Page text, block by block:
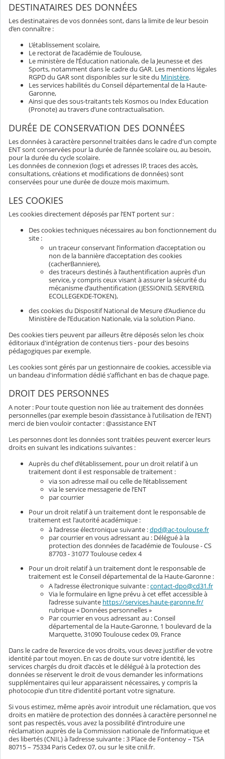
DESTINATAIRES DES DONNÉES
Les destinataires de vos données sont, dans la limite de leur besoin
d’en connaître :
L’établissement scolaire,
Le rectorat de l’académie de Toulouse,
Le ministère de l’Éducation nationale, de la Jeunesse et des
Sports, notamment dans le cadre du GAR. Les mentions légales
RGPD du GAR sont disponibles sur le site du Ministère.
Les services habilités du Conseil départemental de la Haute-
Garonne,
Ainsi que des sous-traitants tels Kosmos ou Index Education
(Pronote) au travers d’une contractualisation.
DURÉE DE CONSERVATION DES DONNÉES
Les données à caractère personnel traitées dans le cadre d'un compte
ENT sont conservées pour la durée de l’année scolaire ou, au besoin,
pour la durée du cycle scolaire.
Les données de connexion (logs et adresses IP, traces des accès,
consultations, créations et modifications de données) sont
conservées pour une durée de douze mois maximum.
LES COOKIES
Les cookies directement déposés par l’ENT portent sur :
Des cookies techniques nécessaires au bon fonctionnement du
site :
un traceur conservant l’information d’acceptation ou
non de la bannière d’acceptation des cookies
(cacherBanniere),
des traceurs destinés à l’authentification auprès d’un
service, y compris ceux visant à assurer la sécurité du
mécanisme d’authentification (JESSIONID, SERVERID,
ECOLLEGEKDE-TOKEN),
des cookies du Dispositif National de Mesure d’Audience du
Ministère de l’Education Nationale, via la solution Piano.
Des cookies tiers peuvent par ailleurs être déposés selon les choix
éditoriaux d'intégration de contenus tiers - pour des besoins
pédagogiques par exemple.
Les cookies sont gérés par un gestionnaire de cookies, accessible via
un bandeau d'information dédié s'affichant en bas de chaque page.
DROIT DES PERSONNES
A noter : Pour toute question non liée au traitement des données
personnelles (par exemple besoin d’assistance à l’utilisation de l’ENT)
merci de bien vouloir contacter : @assistance ENT
Les personnes dont les données sont traitées peuvent exercer leurs
droits en suivant les indications suivantes :
Auprès du chef d’établissement, pour un droit relatif à un
traitement dont il est responsable de traitement :
via son adresse mail ou celle de l’établissement
via le service messagerie de l’ENT
par courrier
Pour un droit relatif à un traitement dont le responsable de
traitement est l'autorité académique :
à l’adresse électronique suivante :dpd@ac-toulouse.fr
par courrier en vous adressant au : Délégué à la
protection des données de l’académie de Toulouse - CS
87703 - 31077 Toulouse cedex 4
Pour un droit relatif à un traitement dont le responsable de
traitement est le Conseil départemental de la Haute-Garonne :
A l’adresse électronique suivante :contact-dpo@cd31.fr
Via le formulaire en ligne prévu à cet effet accessible à
l’adresse suivante https://services.haute-garonne.fr/
rubrique « Données personnelles »
Par courrier en vous adressant au : Conseil
départemental de la Haute-Garonne, 1 boulevard de la
Marquette, 31090 Toulouse cedex 09, France
Dans le cadre de l’exercice de vos droits, vous devez justifier de votre
identité par tout moyen. En cas de doute sur votre identité, les
services chargés du droit d’accès et le délégué à la protection des
données se réservent le droit de vous demander les informations
supplémentaires qui leur apparaissent nécessaires, y compris la
photocopie d’un titre d’identité portant votre signature.
Si vous estimez, même après avoir introduit une réclamation, que vos
droits en matière de protection des données à caractère personnel ne
sont pas respectés, vous avez la possibilité d’introduire une
réclamation auprès de la Commission nationale de l’informatique et
des libertés (CNIL) à l’adresse suivante : 3 Place de Fontenoy – TSA
80715 – 75334 Paris Cedex 07, ou sur le site cnil.fr.